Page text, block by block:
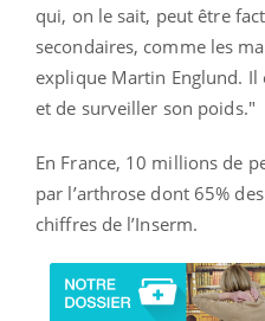
qui, on le sait, peut être
secondaires, comme les
explique Martin Englund.
et de surveiller son poids."
En France, 10 millions de
par l’arthrose dont 65%
chiffres de l’Inserm.